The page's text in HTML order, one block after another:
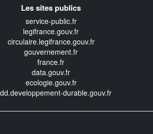
Les sites publics
service-public.fr
legifrance.gouv.fr
circulaire.legifrance.gouv.fr
gouvernement.fr
france.fr
data.gouv.fr
ecologie.gouv.fr
durable.gouv.fr